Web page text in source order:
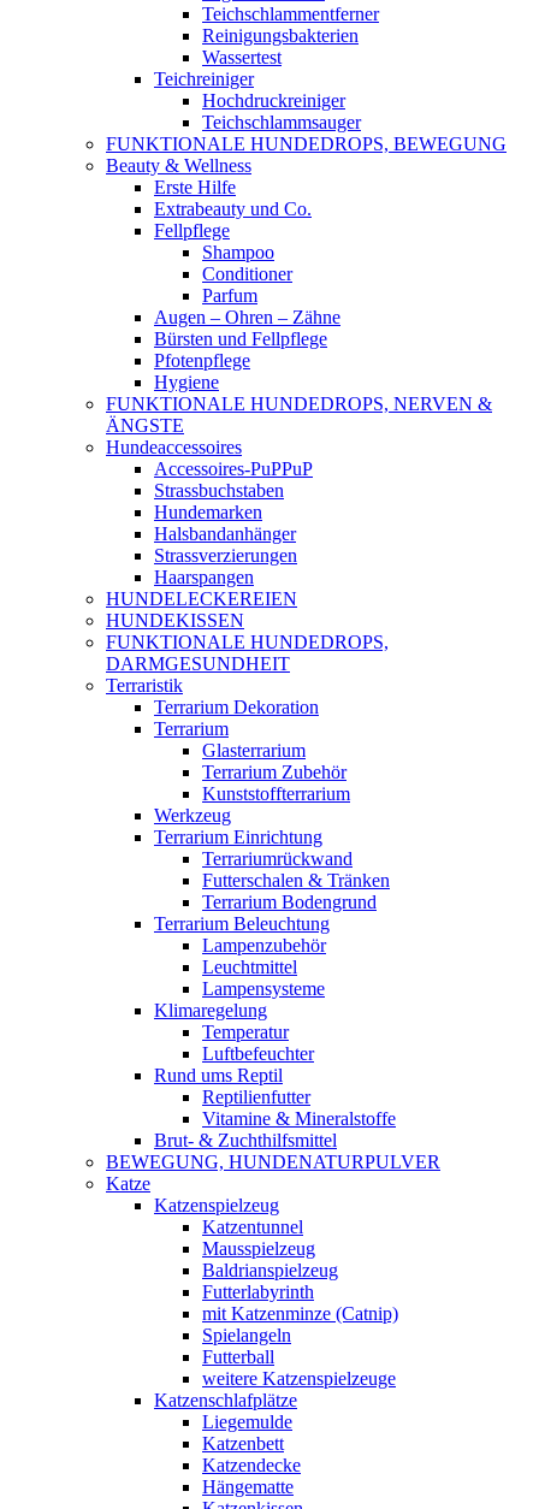
Teichschlammentferner
Reinigungsbakterien
Wassertest
Teichreiniger
Hochdruckreiniger
Teichschlammsauger
FUNKTIONALE HUNDEDROPS, BEWEGUNG
Beauty & Wellness
Erste Hilfe
Extrabeauty und Co.
Fellpflege
Shampoo
Conditioner
Parfum
Augen – Ohren – Zähne
Bürsten und Fellpflege
Pfotenpflege
Hygiene
FUNKTIONALE HUNDEDROPS, NERVEN &
ÄNGSTE
Hundeaccessoires
Accessoires-PuPPuP
Strassbuchstaben
Hundemarken
Halsbandanhänger
Strassverzierungen
Haarspangen
HUNDELECKEREIEN
HUNDEKISSEN
FUNKTIONALE HUNDEDROPS,
DARMGESUNDHEIT
Terraristik
Terrarium Dekoration
Terrarium
Glasterrarium
Terrarium Zubehör
Kunststoffterrarium
Werkzeug
Terrarium Einrichtung
Terrariumrückwand
Futterschalen & Tränken
Terrarium Bodengrund
Terrarium Beleuchtung
Lampenzubehör
Leuchtmittel
Lampensysteme
Klimaregelung
Temperatur
Luftbefeuchter
Rund ums Reptil
Reptilienfutter
Vitamine & Mineralstoffe
Brut- & Zuchthilfsmittel
BEWEGUNG, HUNDENATURPULVER
Katze
Katzenspielzeug
Katzentunnel
Mausspielzeug
Baldrianspielzeug
Futterlabyrinth
mit Katzenminze (Catnip)
Spielangeln
Futterball
weitere Katzenspielzeuge
Katzenschlafplätze
Liegemulde
Katzenbett
Katzendecke
Hängematte